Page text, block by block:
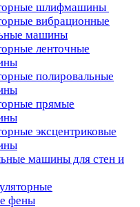
шлифмашины
вибрационные
машины
ленточные
полировальные
прямые
эксцентриковые
машины для стен и
фены